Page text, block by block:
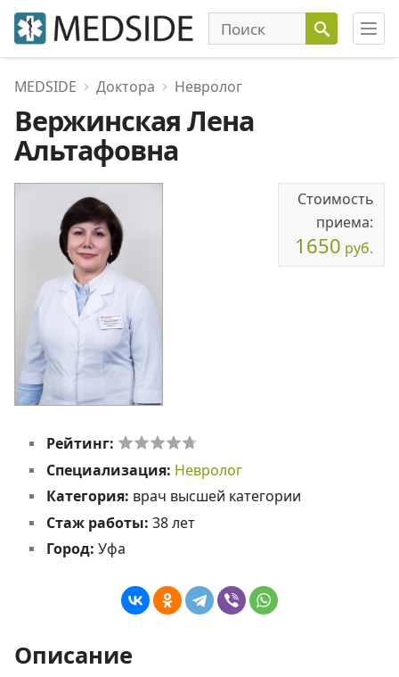
MEDSIDE Доктора Невролог
Вержинская Лена
Альтафовна
Стоимость
приема:
1650 руб.
Рейтинг:
Специализация: Невролог
Категория: врач высшей категории
Стаж работы: 38 лет
Город: Уфа
Описание